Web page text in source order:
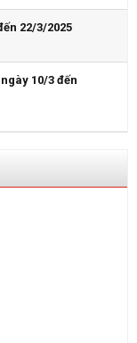
22/3/2025
10/3 đến